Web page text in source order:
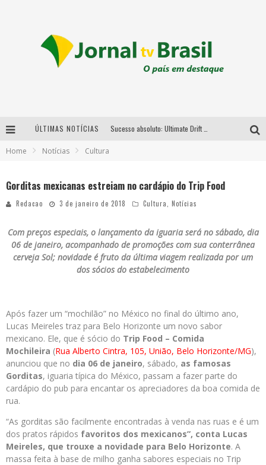
ÚLTIMAS NOTÍCIAS
Home Notícias Cultura
Gorditas mexicanas estreiam no cardápio do Trip Food
Redacao 3 de janeiro de 2018 Cultura Notícias
Com preços especiais, o lançamento da iguaria será no sábado, dia
06 de janeiro, acompanhado de promoções com sua conterrânea
cerveja Sol; novidade é fruto da última viagem realizada por um
dos sócios do estabelecimento
Após fazer um “mochilão” no México no final do último ano,
Lucas Meireles traz para Belo Horizonte um novo sabor
mexicano. Ele, que é sócio do Trip Food – Comida
Mochileira (Rua Alberto Cintra, 105, União, Belo Horizonte/MG),
anunciou que no dia 06 de janeiro, sábado, as famosas
Gorditas, iguaria típica do México, passam a fazer parte do
cardápio do pub para encantar os apreciadores da boa comida de
rua.
“As gorditas são facilmente encontradas à venda nas ruas e é um
dos pratos rápidos favoritos dos mexicanos”, conta Lucas
Meireles, que trouxe a novidade para Belo Horizonte. A
massa feita à base de milho ganha sabores especiais no Trip